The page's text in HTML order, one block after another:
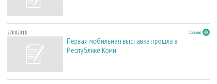
27.08.2018 События
Первая мобильная выставка прошла в
Республике Коми